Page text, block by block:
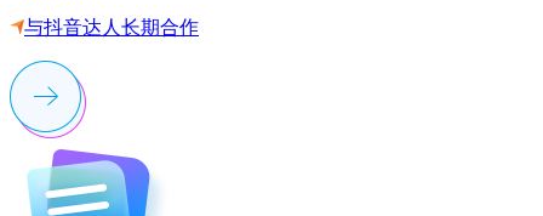
与抖音达人长期合作